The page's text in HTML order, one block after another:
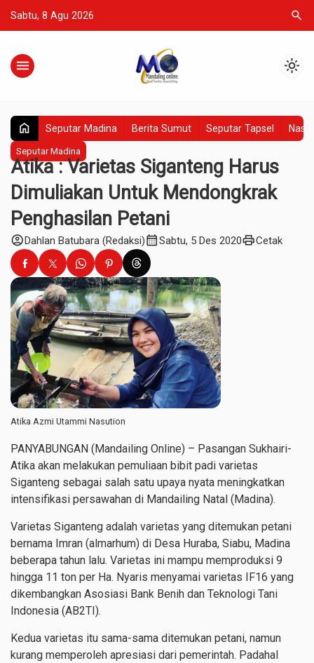
Sabtu, 8 Agu 2026 search
menu light_mode
home Seputar Madina Berita Sumut Seputar Tapsel
Seputar Madina
Atika : Varietas Siganteng Harus
Dimuliakan Untuk Mendongkrak
Penghasilan Petani
account_circleDahlan Batubara (Redaksi)calendar_monthSabtu, 5 Des 2020printCetak
Atika Azmi Utammi Nasution
PANYABUNGAN (Mandailing Online) – Pasangan Sukhairi-
Atika akan melakukan pemuliaan bibit padi varietas
Siganteng sebagai salah satu upaya nyata meningkatkan
intensifikasi persawahan di Mandailing Natal (Madina).
Varietas Siganteng adalah varietas yang ditemukan petani
bernama Imran (almarhum) di Desa Huraba, Siabu, Madina
beberapa tahun lalu. Varietas ini mampu memproduksi 9
hingga 11 ton per Ha. Nyaris menyamai varietas IF16 yang
dikembangkan Asosiasi Bank Benih dan Teknologi Tani
Indonesia (AB2TI).
Kedua varietas itu sama-sama ditemukan petani, namun
kurang memperoleh apresiasi dari pemerintah. Padahal